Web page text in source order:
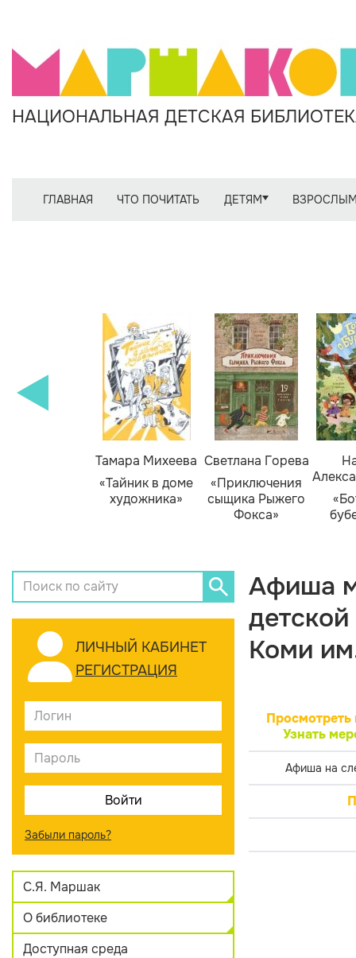
НАЦИОНАЛЬНАЯ ДЕТСКАЯ
ГЛАВНАЯ ЧТО ПОЧИТАТЬ ДЕТЯМ
Тамара Михеева
«Тайник в доме
художника»
Светлана Горева
«Приключения
сыщика Рыжего
Фокса»
ЛИЧНЫЙ КАБИНЕТ
РЕГИСТРАЦИЯ
Забыли пароль?
С.Я. Маршак
О библиотеке
Доступная среда
Афиша
Коми
Просмотреть
Узнать
Афиша на